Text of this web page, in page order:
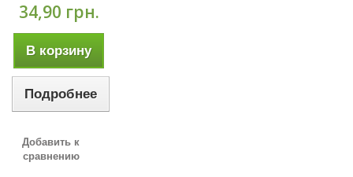
34,90 грн.
В корзину
Подробнее
Добавить к
сравнению